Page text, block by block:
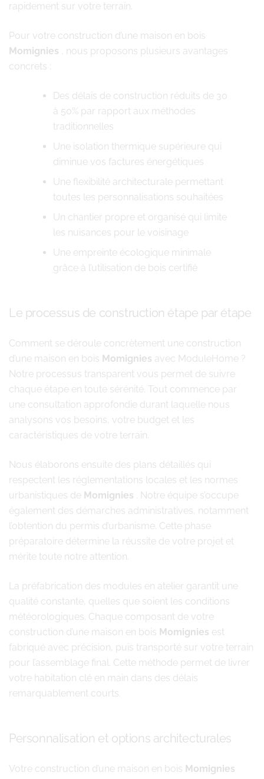
rapidement sur votre terrain.
Pour votre construction d’une maison en bois
Momignies , nous proposons plusieurs avantages
concrets :
Des délais de construction réduits de 30
à 50% par rapport aux méthodes
traditionnelles
Une isolation thermique supérieure qui
diminue vos factures énergétiques
Une flexibilité architecturale permettant
toutes les personnalisations souhaitées
Un chantier propre et organisé qui limite
les nuisances pour le voisinage
Une empreinte écologique minimale
grâce à l’utilisation de bois certifié
Le processus de construction étape par étape
Comment se déroule concrètement une construction
d’une maison en bois Momignies avec ModuleHome ?
Notre processus transparent vous permet de suivre
chaque étape en toute sérénité. Tout commence par
une consultation approfondie durant laquelle nous
analysons vos besoins, votre budget et les
caractéristiques de votre terrain.
Nous élaborons ensuite des plans détaillés qui
respectent les réglementations locales et les normes
urbanistiques de Momignies . Notre équipe s’occupe
également des démarches administratives, notamment
l’obtention du permis d’urbanisme. Cette phase
préparatoire détermine la réussite de votre projet et
mérite toute notre attention.
La préfabrication des modules en atelier garantit une
qualité constante, quelles que soient les conditions
météorologiques. Chaque composant de votre
construction d’une maison en bois Momignies est
fabriqué avec précision, puis transporté sur votre terrain
pour l’assemblage final. Cette méthode permet de livrer
votre habitation clé en main dans des délais
remarquablement courts.
Personnalisation et options architecturales
Votre construction d’une maison en bois Momignies